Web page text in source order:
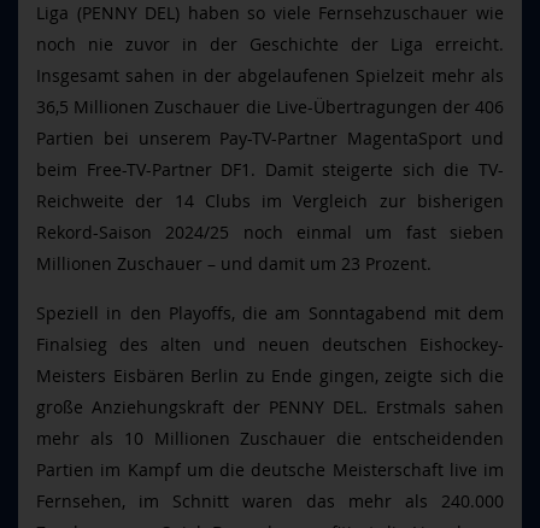
Liga (PENNY DEL) haben so viele Fernsehzuschauer wie
noch nie zuvor in der Geschichte der Liga erreicht.
Insgesamt sahen in der abgelaufenen Spielzeit mehr als
36,5 Millionen Zuschauer die Live-Übertragungen der 406
Partien bei unserem Pay-TV-Partner MagentaSport und
beim Free-TV-Partner DF1. Damit steigerte sich die TV-
Reichweite der 14 Clubs im Vergleich zur bisherigen
Rekord-Saison 2024/25 noch einmal um fast sieben
Millionen Zuschauer – und damit um 23 Prozent.
Speziell in den Playoffs, die am Sonntagabend mit dem
Finalsieg des alten und neuen deutschen Eishockey-
Meisters Eisbären Berlin zu Ende gingen, zeigte sich die
große Anziehungskraft der PENNY DEL. Erstmals sahen
mehr als 10 Millionen Zuschauer die entscheidenden
Partien im Kampf um die deutsche Meisterschaft live im
Fernsehen, im Schnitt waren das mehr als 240.000